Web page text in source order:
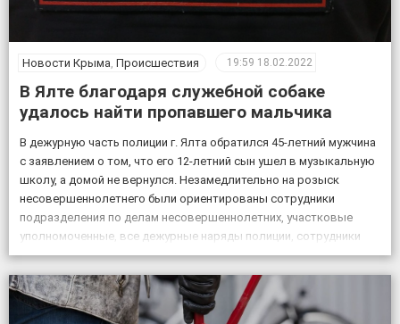
Новости Крыма Происшествия 19:59 18.02.2022
В Ялте благодаря служебной собаке
удалось найти пропавшего мальчика
В дежурную часть полиции г. Ялта обратился 45-летний мужчина
с заявлением о том, что его 12-летний сын ушел в музыкальную
школу, а домой не вернулся. Незамедлительно на розыск
несовершеннолетнего были ориентированы сотрудники
подразделения по делам несовершеннолетних, участковые
уполномоченные, все дежурные наряды полиции, сотрудники
патрульной постовой службы, ГИБДД, уголовного розыска.
Также к поисковым мероприятиям привлекли кинолога […]